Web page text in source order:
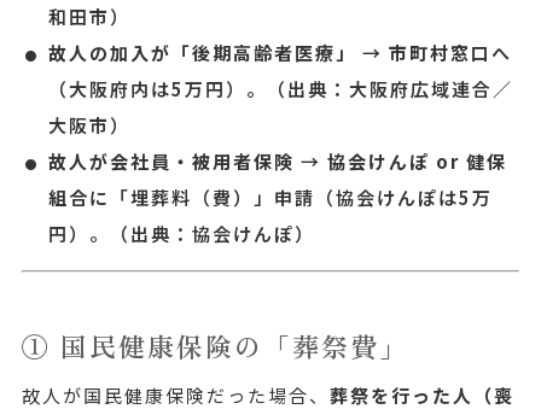
和田市）
故人の加入が「後期高齢者医療」
→市町村窓口へ
（大阪府内は5万円）。
（出典：大阪府広域連合／
大阪市）
故人が会社員・被用者保険 →協会けんぽ or 健保
組合に「埋葬料（費）」申請（協会けんぽは5万
円）。
（出典：協会けんぽ）
① 国民健康保険の「葬祭費」
故人が国民健康保険だった場合、 葬祭を行った人（喪